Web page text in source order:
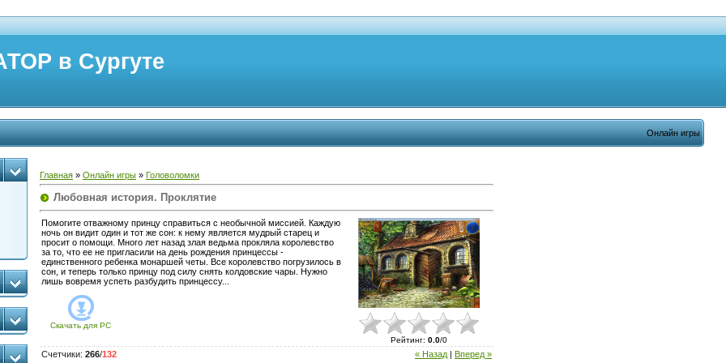
в Сургуте
Онлайн игры
Главная » Онлайн игры » Головоломки
Любовная история. Проклятие
Помогите отважному принцу справиться с необычной миссией. Каждую
ночь он видит один и тот же сон: к нему является мудрый старец и
просит о помощи. Много лет назад злая ведьма прокляла королевство
за то, что ее не пригласили на день рождения принцессы -
единственного ребенка монаршей четы. Все королевство погрузилось в
сон, и теперь только принцу под силу снять колдовские чары. Нужно
лишь вовремя успеть разбудить принцессу...
Скачать для PC
Рейтинг: 0.0/0
« Назад Вперед »
Счетчики: 266/132